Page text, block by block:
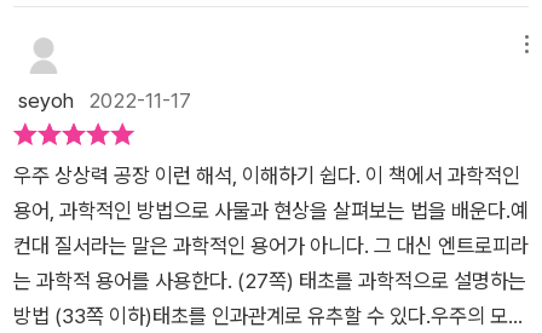
자기가 도저히 설명할 수 없는 현상과 마주치더라도 그 현상을 설
명할 방법이 존재할 거라고 믿는 사람들이 과학자예요. 이 책은
과학의 범주 안에서 우주의 신비를 풀어내고 있어요. 우주론이 과
학의 영역으로 들어오면서 과학자의 상상력은 문학이나 예술의
상상을 뛰어넘게 되었어요. 우주를 알면 알수록 모든 존재는 놀라
운 존재임을 깨닫게 되는 것 같아요.
다. 저지 권재술 교수는 "어느 다른 우주 한귀퉁이에서 다른 내용
으로 책 한 권을 쓰고 있을 또다른 권재술(p165)"이란 얼마나 흥
도 동일하게 해당되는 사항입니다. 암울한 비전이긴 하지만 우
이 너무도 짧기에 그 파멸을 끝내 목격하거나 관여, 참여할 수 없
고 따라서 무심해하거나 초연할 수 있습니다. 사실 개체의 생명
뿐 아니라 종(種)의 지속도 찰나임은 마찬가지입니다. 저자
는 꼭 우주의 멸망만 환기하는 게 아니라 지구라는 행성의 위기
전학을 다루는 책의 특징은 언제 만나도 새롭다는 것이다. 읽을
때는 이해한듯한데 돌아서면 잊게 되는 참 묘한 학문이다. 물론
개인 역량이 모자란 탓이지만 그 덕분에 늘 새로운 즐거움을 맛보
고는 한다. 진화를 다룬 책에서 국회의원을 만나본 적이 있는가?
국회의원이 과학 책에 등장한 까닭을 이 책을 통해서 만나보길 바
란다.저자는 머리말을 통해서 '이 책은 우주의 시작과 끝을 논하
면서 그 사이의 텅 빈 시간과 공간을 생명과 문명의 이야기로 채
웠습니다.'(p.9)라고 말한다. 물리학을 시작으로 유전학 그리고
인공지능, UFO까지 과학에서 만나 볼 수 있는 모든 것들에 대해
분과 위원장 등을 역임하였다. 대학에서는 과학교육론과 상대론
을 강의했으며, 초·중등 과학 및 물리 교과서를 다수 집필하였다.
chie on Unsplash“우주는 그 어떤 몽상가의 상상보다도 더 대
경이에 놀라게 된다. 중세 시대까지 인간이 하늘의 중심인 줄 알
았으나, 태양이 중심이라는 사실을 사람들은 쉽사리 받아들이지
못했다. 오늘날 태양은 우주의 중심에서 벗어난 은하의 일부분이
라는 사실과 우주의 크기를 헤아릴 수 없다는 사실은 인식하기가
seyoh 2022-11-17
우주 상상력 공장 이런 해석, 이해하기 쉽다. 이 책에서 과학적인
용어, 과학적인 방법으로 사물과 현상을 살펴보는 법을 배운다.예
컨대 질서라는 말은 과학적인 용어가 아니다. 그 대신 엔트로피라
는 과학적 용어를 사용한다. (27쪽) 태초를 과학적으로 설명하는
방법 (33쪽 이하)태초를 인과관계로 유추할 수 있다.우주의 모든